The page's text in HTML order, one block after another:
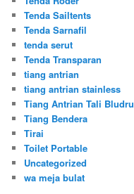
Tenda Sailtents
Tenda Sarnafil
tenda serut
Tenda Transparan
tiang antrian
tiang antrian stainless
Tiang Antrian Tali Bludru
Tiang Bendera
Tirai
Toilet Portable
Uncategorized
wa meja bulat